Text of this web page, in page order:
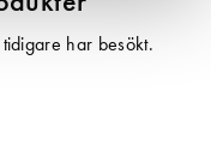
har besökt.